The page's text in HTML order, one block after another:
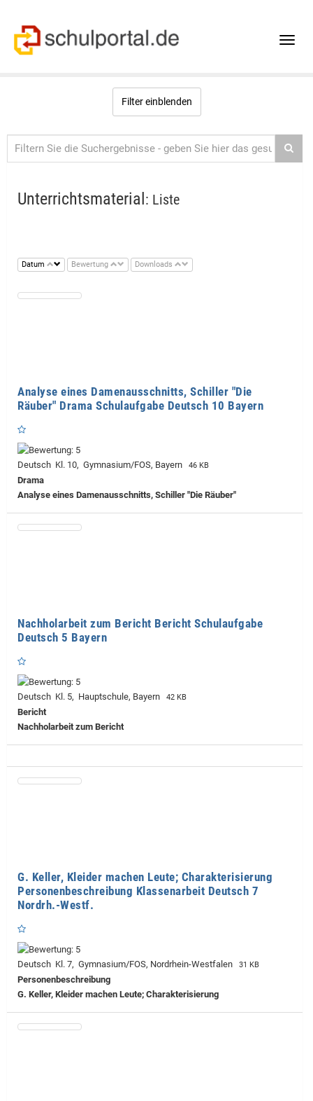
Toggle
Filter einblenden
Unterrichtsmaterial : Liste
Datum Bewertung Downloads
Analyse eines Damenausschnitts, Schiller "Die
Räuber" Drama Schulaufgabe Deutsch 10 Bayern
Deutsch Kl. 10, Gymnasium/FOS, Bayern 46 KB
Drama
Analyse eines Damenausschnitts, Schiller "Die Räuber"
Nachholarbeit zum Bericht Bericht Schulaufgabe
Deutsch 5 Bayern
Deutsch Kl. 5, Hauptschule, Bayern 42 KB
Bericht
Nachholarbeit zum Bericht
G. Keller, Kleider machen Leute; Charakterisierung
Personenbeschreibung Klassenarbeit Deutsch 7
Nordrh.-Westf.
Deutsch Kl. 7, Gymnasium/FOS, Nordrhein-Westfalen 31 KB
Personenbeschreibung
G. Keller, Kleider machen Leute; Charakterisierung